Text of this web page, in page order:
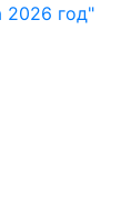
2026 год"